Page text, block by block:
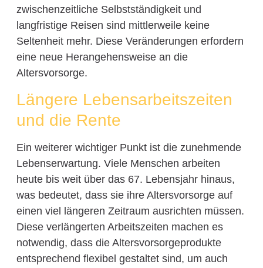
zwischenzeitliche Selbstständigkeit und
langfristige Reisen sind mittlerweile keine
Seltenheit mehr. Diese Veränderungen erfordern
eine neue Herangehensweise an die
Altersvorsorge.
Längere Lebensarbeitszeiten
und die Rente
Ein weiterer wichtiger Punkt ist die zunehmende
Lebenserwartung. Viele Menschen arbeiten
heute bis weit über das 67. Lebensjahr hinaus,
was bedeutet, dass sie ihre Altersvorsorge auf
einen viel längeren Zeitraum ausrichten müssen.
Diese verlängerten Arbeitszeiten machen es
notwendig, dass die Altersvorsorgeprodukte
entsprechend flexibel gestaltet sind, um auch